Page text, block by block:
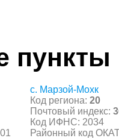
пункты
с. Марзой-Мохк
Код региона: 20
Почтовый индекс:
Код ИФНС: 2034
Районный код